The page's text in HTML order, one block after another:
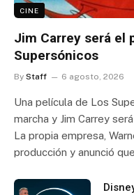
CINE
Jim Carrey será el
Supersónicos
By Staff 6 agosto, 2026
Una película de Los
marcha y Jim Carrey
La propia empresa,
producción y anunció